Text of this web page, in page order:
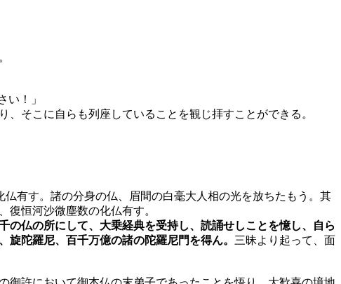
！」
そこに自らも列座していることを観じ拝すことができる。
有す。諸の分身の仏、眉間の白毫大人相の光を放ちたもう。其
恒河沙微塵数の化仏有す。
の仏の所にして、大乗経典を受持し、読誦せしことを憶し、自ら
陀羅尼、百千万億の諸の陀羅尼門を得ん。 三昧より起って、面